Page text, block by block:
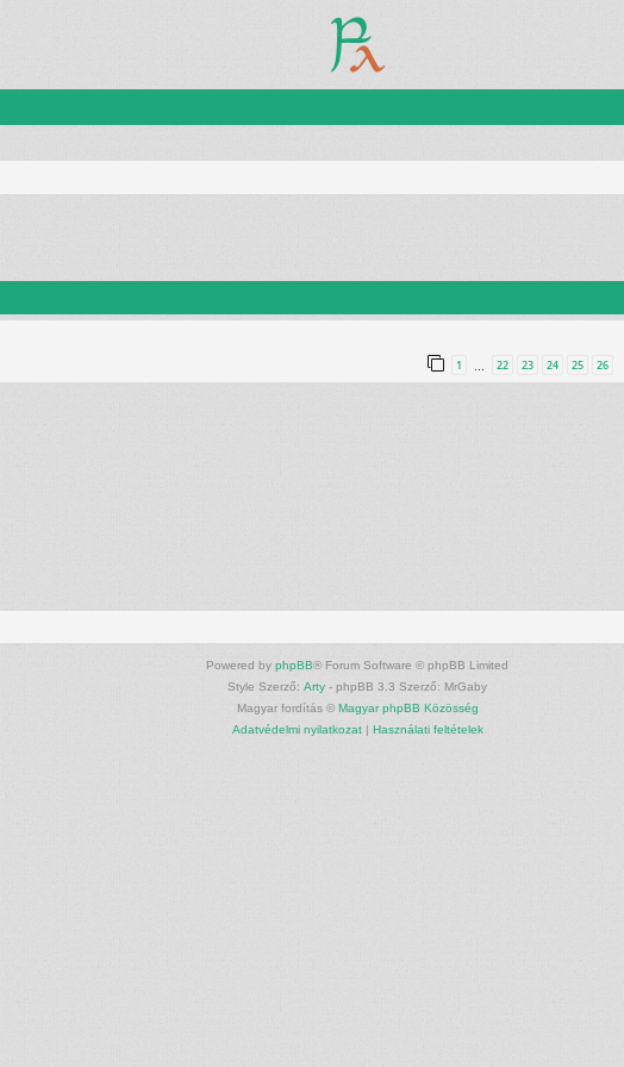
1 … 22 23 24 25 26
Powered by phpBB® Forum Software © phpBB Limited
Style Szerző: Arty - phpBB 3.3 Szerző: MrGaby
Magyar fordítás © Magyar phpBB Közösség
Adatvédelmi nyilatkozat| Használati feltételek